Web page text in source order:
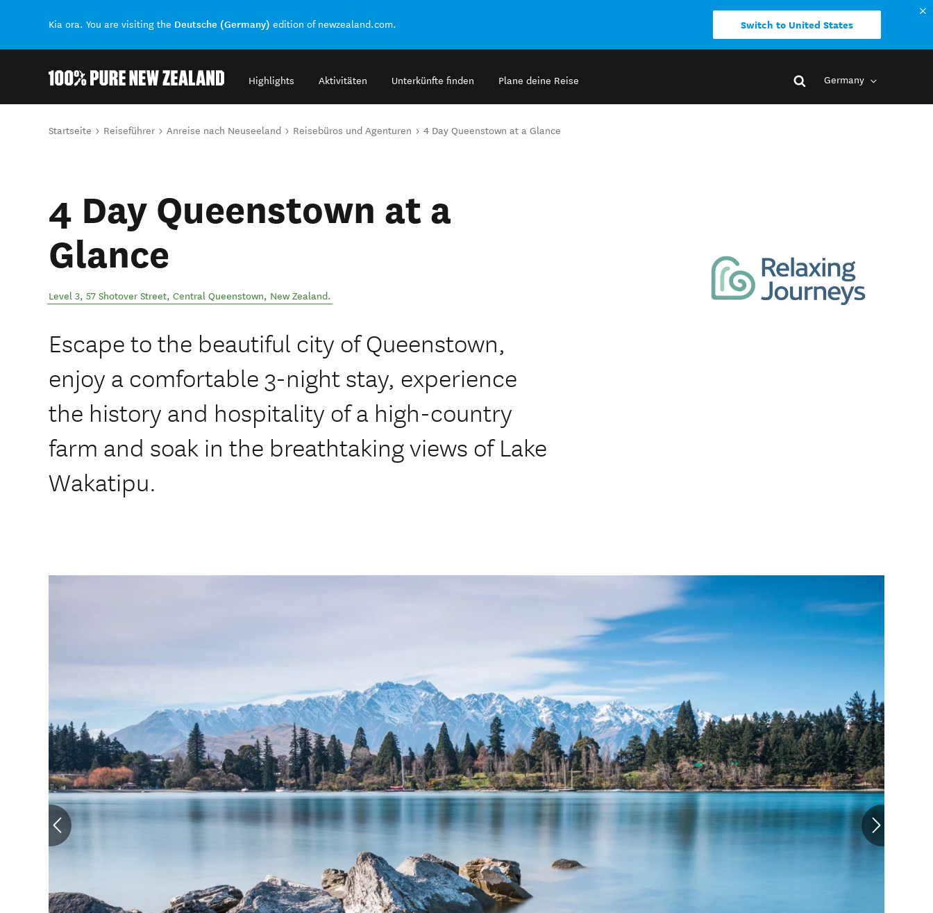
Kia ora. You are visiting the Deutsche (Germany) edition of newzealand.com. Switch to United States
Highlights Aktivitäten Unterkünfte finden Plane deine Reise Germany
Sie sind hier
Startseite Reiseführer Anreise nach Neuseeland Reisebüros und Agenturen 4 Day Queenstown at a Glance
4 Day Queenstown at a
Glance
Level 3, 57 Shotover Street, Central Queenstown, New Zealand.
Escape to the beautiful city of Queenstown,
enjoy a comfortable 3-night stay, experience
the history and hospitality of a high-country
farm and soak in the breathtaking views of Lake
Wakatipu.